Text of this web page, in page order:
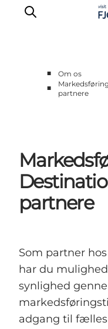
Partnere
■
Om os
■
partnere
partnere
Som partner
har du
synlighed
adgang til